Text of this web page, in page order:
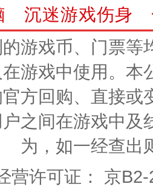
沉迷游戏伤身
游戏币、门票等
游戏中使用。
方回购、直接或
之间在游戏中及
为，如一经查出
营许可证： 京